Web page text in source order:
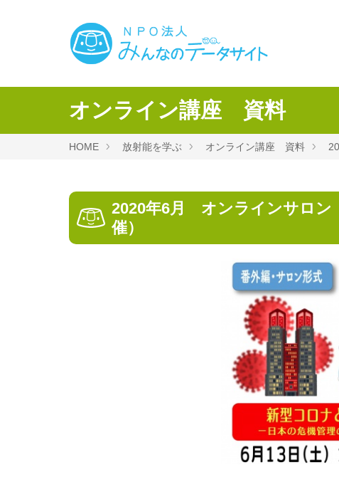
オンライン講座 資料
HOME 放射能を学ぶ オンライン講座 資料
2020年6月 オンラインサロン
催）